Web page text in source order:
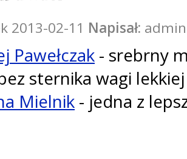
2013-02-11 Napisał: admin
Pawełczak - srebrny
sternika wagi
Mielnik - jedna z